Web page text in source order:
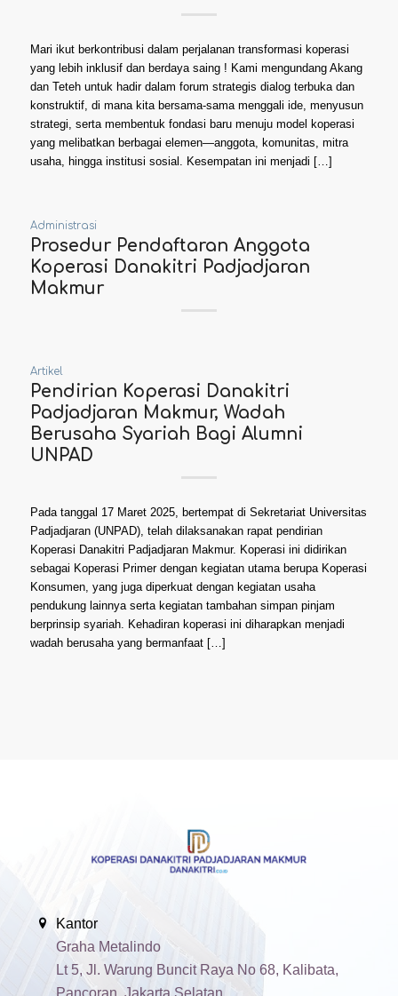
Mari ikut berkontribusi dalam perjalanan transformasi koperasi
yang lebih inklusif dan berdaya saing ! Kami mengundang Akang
dan Teteh untuk hadir dalam forum strategis dialog terbuka dan
konstruktif, di mana kita bersama-sama menggali ide, menyusun
strategi, serta membentuk fondasi baru menuju model koperasi
yang melibatkan berbagai elemen—anggota, komunitas, mitra
usaha, hingga institusi sosial. Kesempatan ini menjadi […]
Administrasi
Prosedur Pendaftaran Anggota
Koperasi Danakitri Padjadjaran
Makmur
Artikel
Pendirian Koperasi Danakitri
Padjadjaran Makmur, Wadah
Berusaha Syariah Bagi Alumni
UNPAD
Pada tanggal 17 Maret 2025, bertempat di Sekretariat Universitas
Padjadjaran (UNPAD), telah dilaksanakan rapat pendirian
Koperasi Danakitri Padjadjaran Makmur. Koperasi ini didirikan
sebagai Koperasi Primer dengan kegiatan utama berupa Koperasi
Konsumen, yang juga diperkuat dengan kegiatan usaha
pendukung lainnya serta kegiatan tambahan simpan pinjam
berprinsip syariah. Kehadiran koperasi ini diharapkan menjadi
wadah berusaha yang bermanfaat […]
Kantor
Graha Metalindo
Lt 5, Jl. Warung Buncit Raya No 68, Kalibata,
Pancoran, Jakarta Selatan.